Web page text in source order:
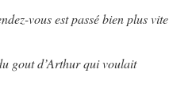
vous est passé bien plus vite
gout d’Arthur qui voulait